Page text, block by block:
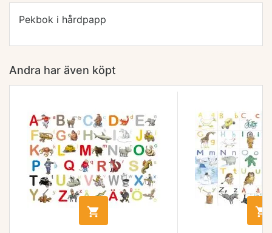
Pekbok i hårdpapp
Andra har även köpt
 